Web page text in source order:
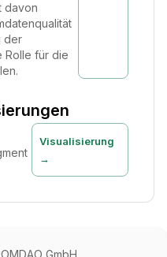
davon
der
Rolle für die
Visualisierung
→
GmbH